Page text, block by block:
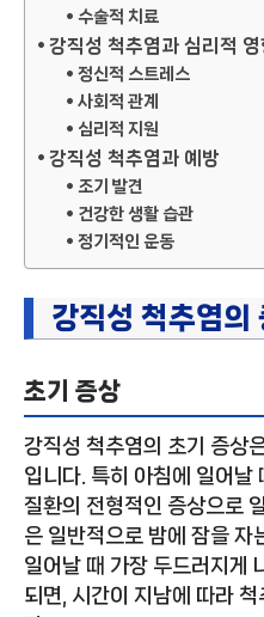
수술적 치료
강직성 척추염과 심리적 영
정신적 스트레스
사회적 관계
심리적 지원
강직성 척추염과 예방
조기 발견
건강한 생활 습관
정기적인 운동
강직성 척추염의
초기 증상
강직성 척추염의 초기 증상
입니다. 특히 아침에 일어날
질환의 전형적인 증상으로
은 일반적으로 밤에 잠을 자
일어날 때 가장 두드러지게
되면, 시간이 지남에 따라